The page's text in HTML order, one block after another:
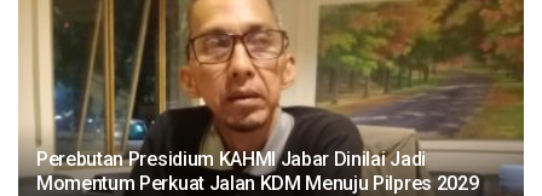
Perebutan Presidium KAHMI Jabar Dinilai Jadi
Momentum Perkuat Jalan KDM Menuju Pilpres 2029